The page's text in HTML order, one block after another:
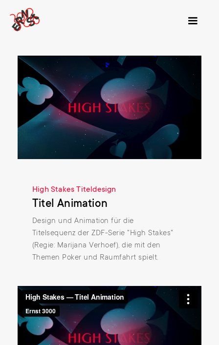
High Stakes Titeldesign
Titel Animation
Design und Animation für die
Titelsequenz der ZDF-Serie "High Stakes"
(Regie: Marijana Verhoef), die mit den
Themen Poker und Raumfahrt spielt.